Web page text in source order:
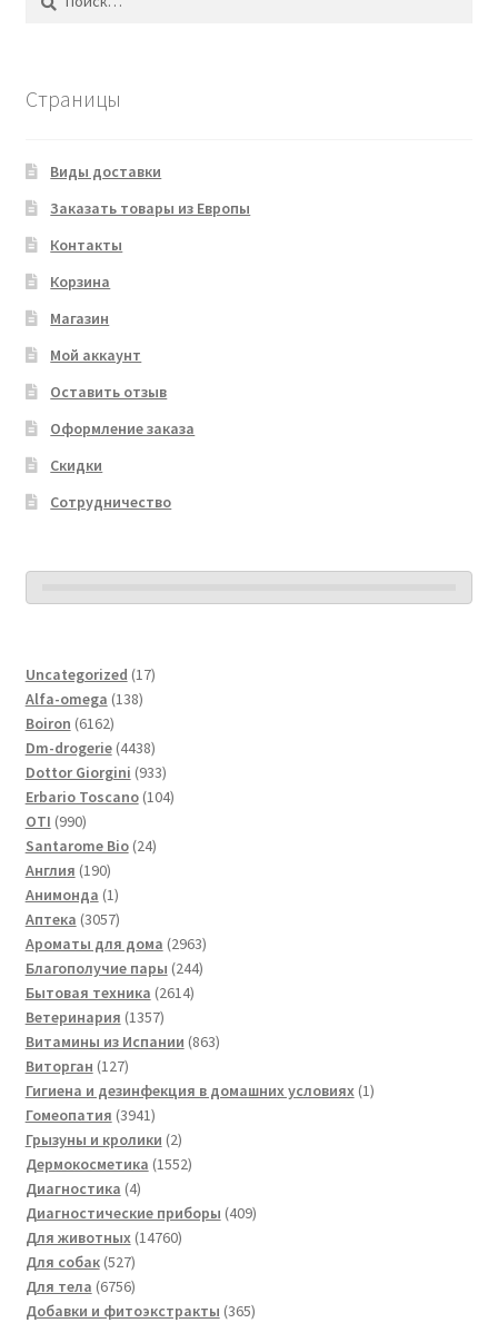
Страницы
Виды доставки
Заказать товары из Европы
Контакты
Корзина
Магазин
Мой аккаунт
Оставить отзыв
Оформление заказа
Скидки
Сотрудничество
Uncategorized 1717
Alfa-omega 138138
Boiron 61626162
товара
Dm-drogerie 44384438
товаров
Dottor Giorgini 933933
товара
Erbario Toscano 104104
OTI 990990
товаров
Santarome Bio 2424
Англия 190190
товаров
Анимонда 11
товар
Аптека 30573057
товаров
Ароматы для дома 29632963
товара
Благополучие пары 244244
Бытовая техника 26142614
Ветеринария 13571357
товаров
Витамины из Испании 863863
Виторган 127127
товаров
Гигиена и дезинфекция в домашних условиях 11
Гомеопатия 39413941
товар
Грызуны и кролики 22
товара
Дермокосметика 15521552
Диагностика 44
товара
Диагностические приборы 409409
Для животных 1476014760
Для собак 527527
товаров
Для тела 67566756
товаров
Добавки и фитоэкстракты 365365